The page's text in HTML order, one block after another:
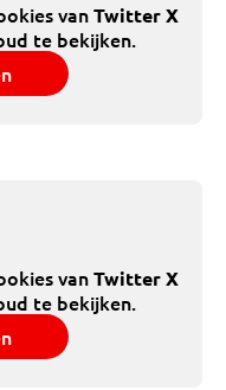
vanTwitter X
te bekijken.
vanTwitter X
te bekijken.